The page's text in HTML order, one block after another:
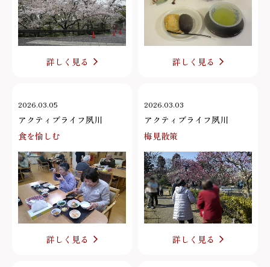
詳しく見る 詳しく見る
2026.03.05
アクティブライフ夙川
食を愉しむ
詳しく見る
2026.03.03
アクティブライフ夙川
梅見散策
詳しく見る